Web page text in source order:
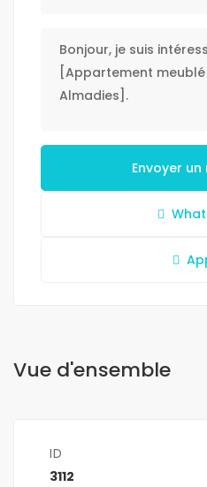
Envoyer
Vue d'ensemble
ID
3112